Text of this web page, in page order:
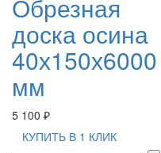
Обрезная
доска осина
40х150х6000
мм
5 100 ₽
КУПИТЬ В 1 КЛИК